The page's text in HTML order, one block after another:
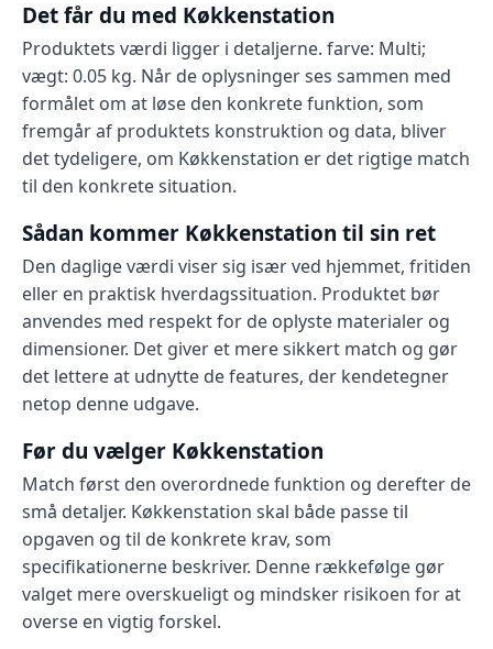
Det får du med Køkkenstation
Produktets værdi ligger i detaljerne. farve: Multi;
vægt: 0.05 kg. Når de oplysninger ses sammen med
formålet om at løse den konkrete funktion, som
fremgår af produktets konstruktion og data, bliver
det tydeligere, om Køkkenstation er det rigtige match
til den konkrete situation.
Sådan kommer Køkkenstation til sin ret
Den daglige værdi viser sig især ved hjemmet, fritiden
eller en praktisk hverdagssituation. Produktet bør
anvendes med respekt for de oplyste materialer og
dimensioner. Det giver et mere sikkert match og gør
det lettere at udnytte de features, der kendetegner
netop denne udgave.
Før du vælger Køkkenstation
Match først den overordnede funktion og derefter de
små detaljer. Køkkenstation skal både passe til
opgaven og til de konkrete krav, som
specifikationerne beskriver. Denne rækkefølge gør
valget mere overskueligt og mindsker risikoen for at
overse en vigtig forskel.